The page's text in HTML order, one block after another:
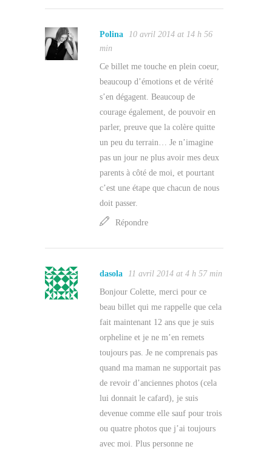
Polina
10 avril 2014 at 14 h 56
min
Ce billet me touche en plein coeur,
beaucoup d’émotions et de vérité
s’en dégagent. Beaucoup de
courage également, de pouvoir en
parler, preuve que la colère quitte
un peu du terrain… Je n’imagine
pas un jour ne plus avoir mes deux
parents à côté de moi, et pourtant
c’est une étape que chacun de nous
doit passer.
Répondre
dasola
11 avril 2014 at 4 h 57 min
Bonjour Colette, merci pour ce
beau billet qui me rappelle que cela
fait maintenant 12 ans que je suis
orpheline et je ne m’en remets
toujours pas. Je ne comprenais pas
quand ma maman ne supportait pas
de revoir d’anciennes photos (cela
lui donnait le cafard), je suis
devenue comme elle sauf pour trois
ou quatre photos que j’ai toujours
avec moi. Plus personne ne